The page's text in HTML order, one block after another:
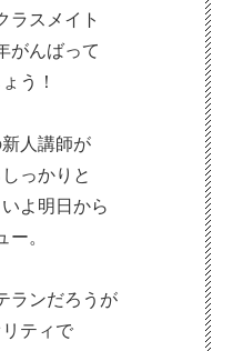
ラスメイト
がんばって
う！
人講師が
っかりと
よ明日から
ー。
ランだろうが
ティで